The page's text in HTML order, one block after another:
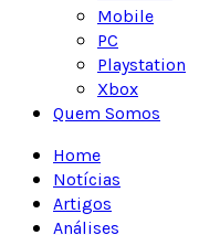
Mobile
PC
Playstation
Xbox
Quem Somos
Home
Notícias
Artigos
Análises